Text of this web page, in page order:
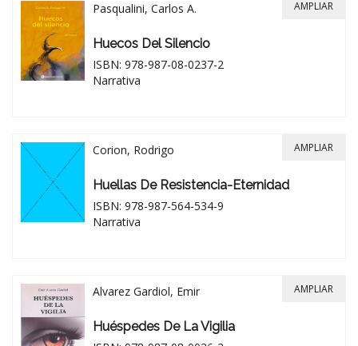
Pasqualini, Carlos A.
Huecos Del Silencio
ISBN: 978-987-08-0237-2
Narrativa
AMPLIAR
Corion, Rodrigo
Huellas De Resistencia-Eternidad
ISBN: 978-987-564-534-9
Narrativa
AMPLIAR
Alvarez Gardiol, Emir
Huéspedes De La Vigilia
AMPLIAR